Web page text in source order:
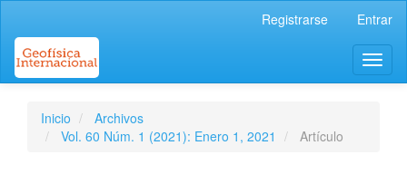
Contenido
principal
Barra
Registrarse Entrar
Inicio
Archivos
Vol. 60 Núm. 1 (2021): Enero 1, 2021
Artículo